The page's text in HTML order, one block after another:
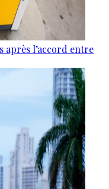
après l’accord entre